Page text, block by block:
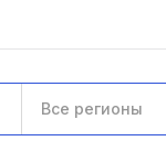
Все регионы